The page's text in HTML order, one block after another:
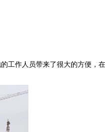
工作人员带来了很大的方便，